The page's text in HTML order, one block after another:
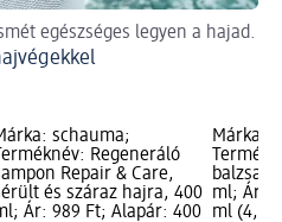
egészséges legyen a hajad.
schauma;
Terméknév: Regeneráló
Repair & Care,
és száraz hajra, 400
Ár: 989 Ft; Alapár: 400
Márka:
ml; Ár: 1
ml (4,60